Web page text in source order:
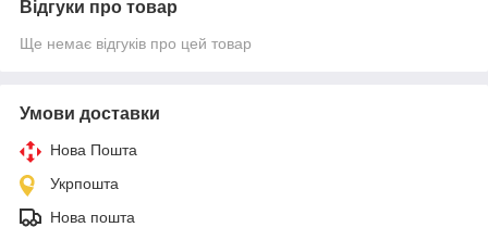
Відгуки про товар
Ще немає відгуків про цей товар
Умови доставки
Нова Пошта
Укрпошта
Нова пошта